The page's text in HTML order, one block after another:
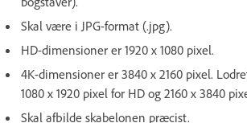
Skal være i JPG-format (.jpg).
HD-dimensioner er 1920 x 1080 pixel.
4K-dimensioner er 3840 x 2160 pixel.
1080 x 1920 pixel for HD og 2160 x 3840
Skal afbilde skabelonen præcist.